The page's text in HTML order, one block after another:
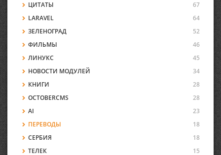
ЦИТАТЫ
67
LARAVEL
64
ЗЕЛЕНОГРАД
52
ФИЛЬМЫ
46
ЛИНУКС
45
НОВОСТИ МОДУЛЕЙ
34
КНИГИ
28
OCTOBERCMS
28
AI
23
ПЕРЕВОДЫ
18
СЕРБИЯ
18
ТЕЛЕК
15